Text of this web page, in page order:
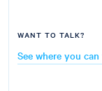
WANT TO TALK?
See where you